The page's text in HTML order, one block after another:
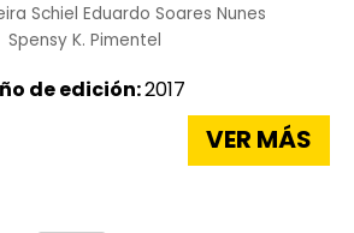
Schiel Eduardo Soares Nunes
Spensy K. Pimentel
de edición:2017
VER MÁS